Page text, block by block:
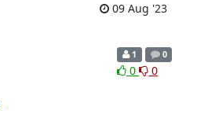
09 Aug '23
1 0
0 0